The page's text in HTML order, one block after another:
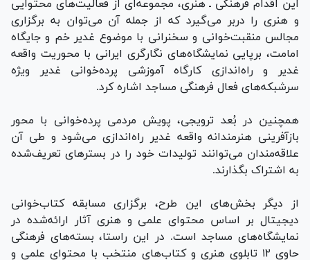
این اقدام فرهنگی ـ هنری، مجموعه‌ای از فعالیت‌های محتوایی
و هنری را دربر می‌گیرد که از جمله آن می‌توان به برگزاری
مجالس منقبت‌خوانی و سخنرانی با موضوع غدیر خم و جایگاه
امامت، برپایی نمایشگاه‌های نگارگری ایرانی با محوریت واقعه
غدیر و راه‌اندازی کارگاه آموزشی پرده‌خوانی غدیر ویژه
سرشبکه‌های فعال فرهنگی مساجد اشاره کرد.
همچنین در بُعد ترویجی، پویش مردمی پرده‌خوانی با محور
بازآفرینی هنرمندانه واقعه غدیر راه‌اندازی می‌شود و طی آن
علاقه‌مندان می‌توانند تولیدات خود را در بستر‌های تعریف‌شده
به اشتراک بگذارند.
از دیگر بخش‌های این طرح، برگزاری مسابقه کتاب‌خوانی
دیجیتال بر اساس محتوای علمی و هنری آثار ارائه‌شده در
نمایشگاه‌های مساجد است. در این راستا، بسته‌های فرهنگی
حاوی ۱۲ تابلوی هنری و کتاب‌های منتخب با محتوای علمی و